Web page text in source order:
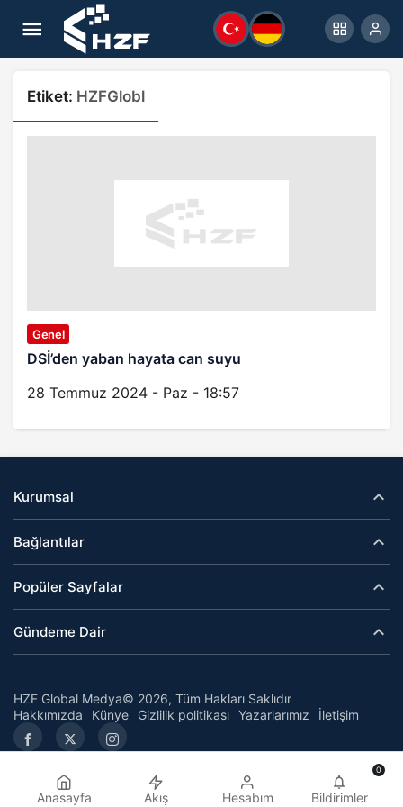
Etiket: HZFGlobl
Genel
DSİ’den yaban hayata can suyu
28 Temmuz 2024 - Paz - 18:57
Kurumsal
Bağlantılar
Popüler Sayfalar
Gündeme Dair
HZF Global Medya© 2026, Tüm Hakları Saklıdır
Hakkımızda
Künye Gizlilik politikası Yazarlarımız İletişim
Anasayfa Akış Hesabım Bildirimler
0